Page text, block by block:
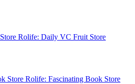
Rolife: Daily VC Fruit Store
Rolife: Fascinating Book Store